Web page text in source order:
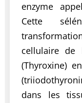
enzyme
Cette
cellulaire de
(Thyroxine)
dans les